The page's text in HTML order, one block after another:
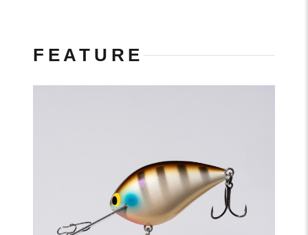
FEATURE